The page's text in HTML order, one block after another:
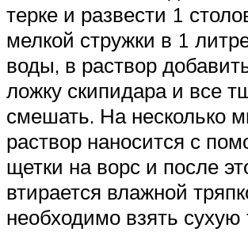
терке и развести 1
мелкой стружки в 1
воды, в раствор
ложку скипидара и все
смешать. На несколько
раствор наносится с
щетки на ворс и после
втирается влажной
необходимо взять сухую